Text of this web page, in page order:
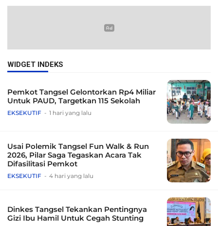
WIDGET INDEKS
Pemkot Tangsel Gelontorkan Rp4 Miliar
Untuk PAUD, Targetkan 115 Sekolah
EKSEKUTIF 1 hari yang lalu
Usai Polemik Tangsel Fun Walk & Run
2026, Pilar Saga Tegaskan Acara Tak
Difasilitasi Pemkot
EKSEKUTIF 4 hari yang lalu
Dinkes Tangsel Tekankan Pentingnya
Gizi Ibu Hamil Untuk Cegah Stunting